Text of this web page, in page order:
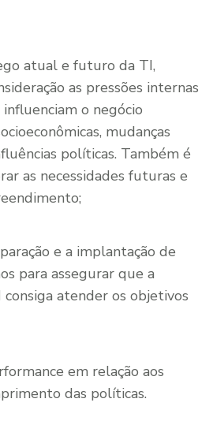
atual e futuro da TI,
as pressões internas
o negócio
mudanças
políticas. Também é
as necessidades futuras e
e a implantação de
para assegurar que a
atender os objetivos
em relação aos
das políticas.